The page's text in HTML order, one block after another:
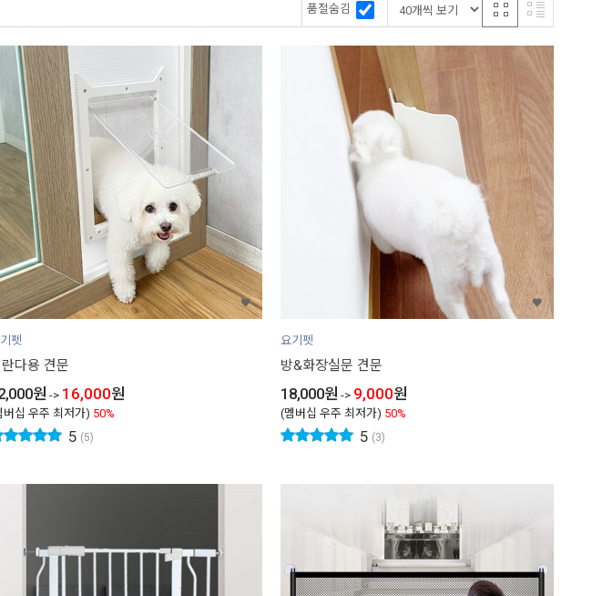
품절숨김
펫
다용 견문
원 -> 16,000원
버십 우주 최저가) 50%
5 (5)
요기펫
방&화장실문 견문
18,000원 -> 9,000원
(멤버십 우주 최저가) 50%
5 (3)